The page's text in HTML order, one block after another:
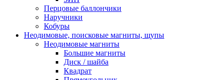
Перцовые баллончики
Наручники
Кобуры
Неодимовые, поисковые магниты, щупы
Неодимовые магниты
Большие магниты
Диск / шайба
Квадрат